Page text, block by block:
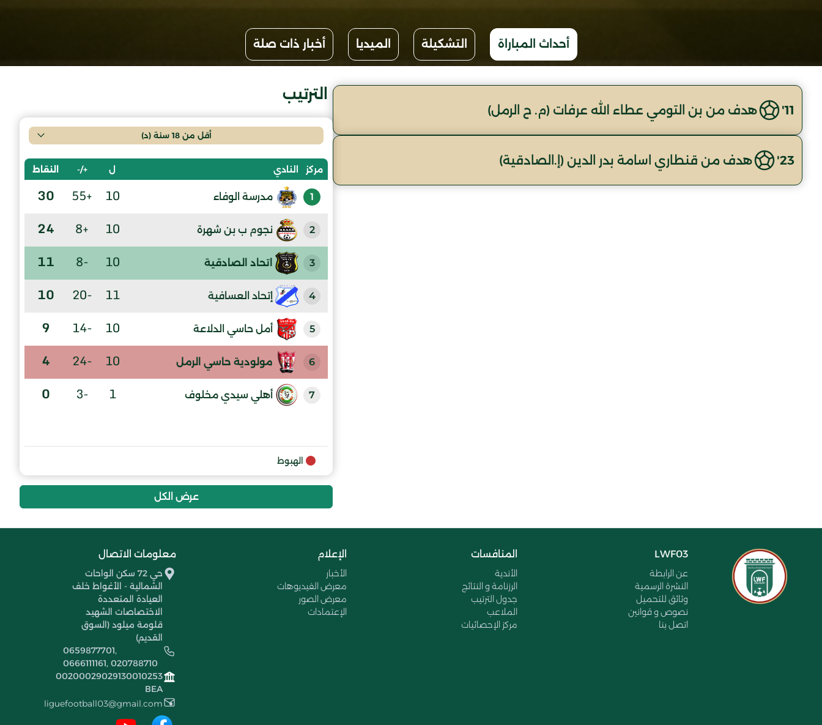
أحداث المباراة التشكيلة الميديا أخبار ذات صلة
11' هدف من بن التومي عطاء الله عرفات (م. ح الرمل)
23' هدف من قنطاري اسامة بدر الدين (إ.الصادقية)
الترتيب
أقل من 18 سنة (د)
مركز النادي ل +/- النقاط
1 مدرسة الوفاء 10
+55
30
2 نجوم ب بن شهرة 10
+8
24
3 اتحاد الصادقية 10
-8
11
4 إتحاد العسافية 11
-20
10
5 أمل حاسي الدلاعة 10
-14
9
6 مولودية حاسي الرمل 10
-24
4
7 أهلي سيدي مخلوف 1
-3
0
الهبوط
عرض الكل
LWF03
عن الرابطة
النشرة الرسمية
وثائق للتحميل
نصوص و قوانين
اتصل بنا
المنافسات
الأندية
الرزنامة و النتائج
جدول الترتيب
الملاعب
مركز الإحصائيات
الإعلام
الأخبار
معرض الفيديوهات
معرض الصور
الإعتمادات
معلومات الاتصال
حي 72 سكن الواحات
الشمالية - الأغواط خلف
العيادة المتعددة
الاختصاصات الشهيد
قلومة ميلود (السوق
القديم)
0659877701,
0666111161, 020788710
00200029029130010253
BEA
liguefootball03@gmail.com